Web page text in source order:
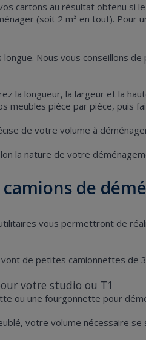
cartons au résultat obtenu si
(soit 2 m³ en tout).
longue. Nous vous
la longueur, la largeur et la
pièce par pièce, puis
de votre volume à
la nature de votre
de
vous permettront de
de petites camionnettes de
votre studio ou T1
ou une fourgonnette pour
votre volume nécessaire